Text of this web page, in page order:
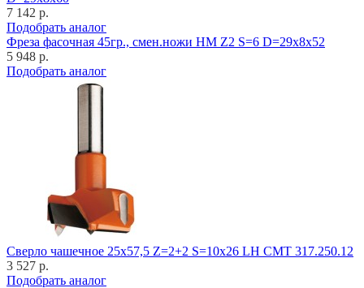
7 142 р.
Подобрать аналог
Фреза фасочная 45гр., смен.ножи HM Z2 S=6 D=29x8x52
5 948 р.
Подобрать аналог
Cверло чашечное 25x57,5 Z=2+2 S=10x26 LH CMT 317.250.12
3 527 р.
Подобрать аналог